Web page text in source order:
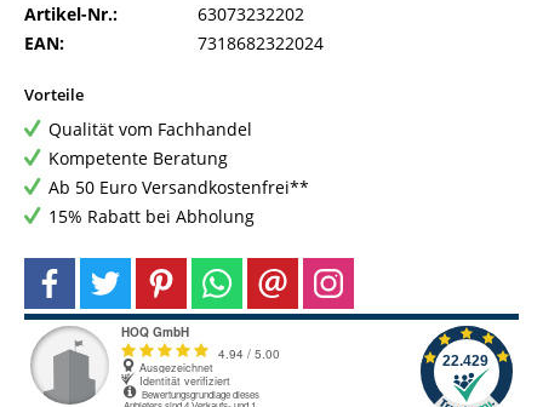
Artikel-Nr.:
63073232202
EAN:
7318682322024
Vorteile
Qualität vom Fachhandel
Kompetente Beratung
Ab 50 Euro Versandkostenfrei**
15% Rabatt bei Abholung